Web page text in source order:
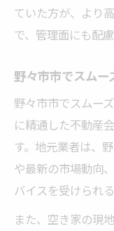
ていた方が、より
で、管理面にも配
野々市市でスム
野々市市でスムー
に精通した不動産
す。地元業者は、
や最新の市場動向
バイスを受けられ
また、空き家の現